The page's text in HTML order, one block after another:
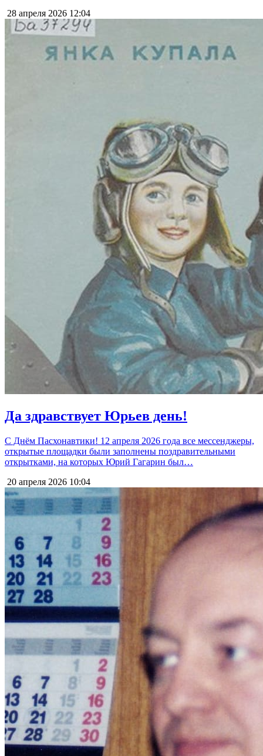
28 апреля 2026 12:04
Да здравствует Юрьев день!
С Днём Пасхонавтики! 12 апреля 2026 года все мессенджеры,
открытые площадки были заполнены поздравительными
открытками, на которых Юрий Гагарин был…
20 апреля 2026 10:04